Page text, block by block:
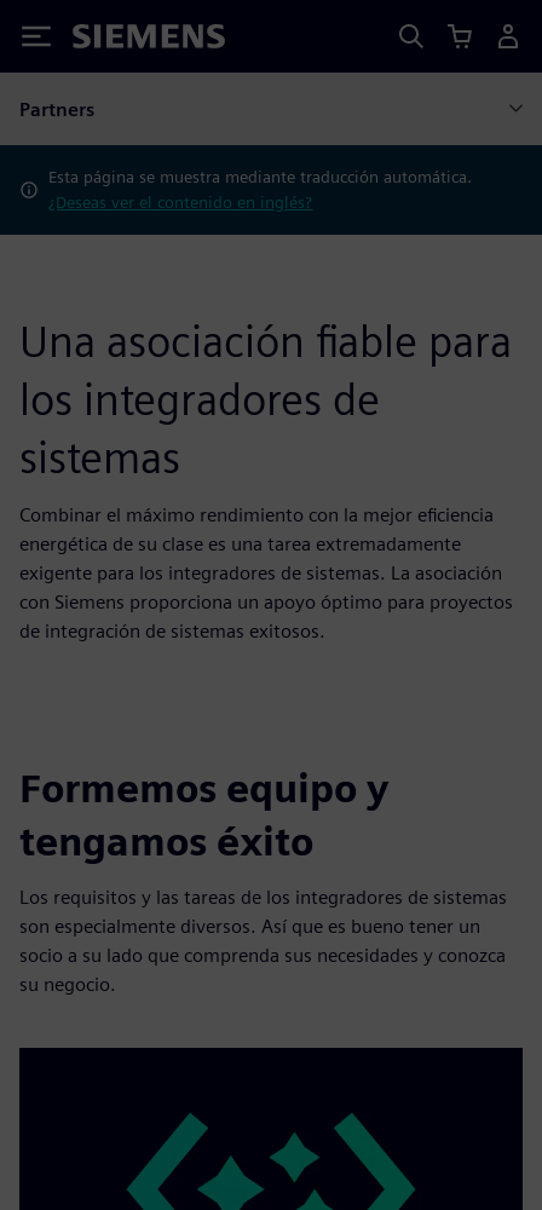
Siemens
Partners
Esta página se muestra mediante traducción automática.
¿Deseas ver el contenido en inglés?
Una asociación fiable para
los integradores de
sistemas
Combinar el máximo rendimiento con la mejor eficiencia
energética de su clase es una tarea extremadamente
exigente para los integradores de sistemas. La asociación
con Siemens proporciona un apoyo óptimo para proyectos
de integración de sistemas exitosos.
Formemos equipo y
tengamos éxito
Los requisitos y las tareas de los integradores de sistemas
son especialmente diversos. Así que es bueno tener un
socio a su lado que comprenda sus necesidades y conozca
su negocio.